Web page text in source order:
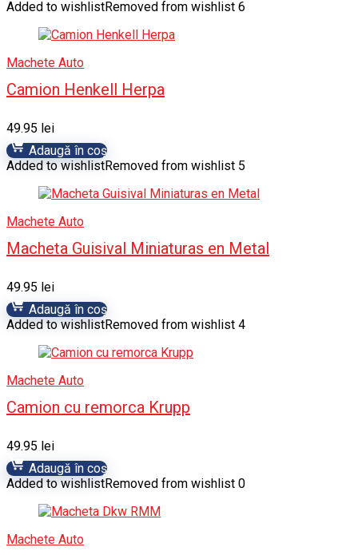
Added to wishlistRemoved from wishlist 6
Machete Auto
Camion Henkell Herpa
49.95 lei
Adaugă în coș
Added to wishlistRemoved from wishlist 5
Machete Auto
Macheta Guisival Miniaturas en Metal
49.95 lei
Adaugă în coș
Added to wishlistRemoved from wishlist 4
Machete Auto
Camion cu remorca Krupp
49.95 lei
Adaugă în coș
Added to wishlistRemoved from wishlist 0
Machete Auto